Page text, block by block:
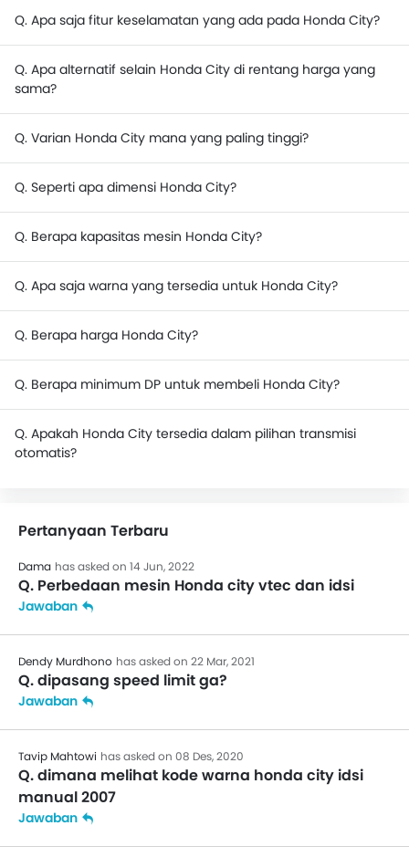
Q. Apa saja fitur keselamatan yang ada pada Honda City?
Q. Apa alternatif selain Honda City di rentang harga yang
sama?
Q. Varian Honda City mana yang paling tinggi?
Q. Seperti apa dimensi Honda City?
Q. Berapa kapasitas mesin Honda City?
Q. Apa saja warna yang tersedia untuk Honda City?
Q. Berapa harga Honda City?
Q. Berapa minimum DP untuk membeli Honda City?
Q. Apakah Honda City tersedia dalam pilihan transmisi
otomatis?
Pertanyaan Terbaru
Dama has asked on 14 Jun, 2022
Q. Perbedaan mesin Honda city vtec dan idsi
Jawaban
Dendy Murdhono has asked on 22 Mar, 2021
Q. dipasang speed limit ga?
Jawaban
Tavip Mahtowi has asked on 08 Des, 2020
Q. dimana melihat kode warna honda city idsi
manual 2007
Jawaban